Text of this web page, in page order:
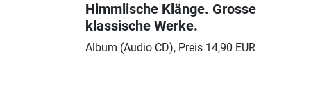
Himmlische Klänge. Grosse
klassische Werke.
Album (Audio CD), Preis 14,90 EUR